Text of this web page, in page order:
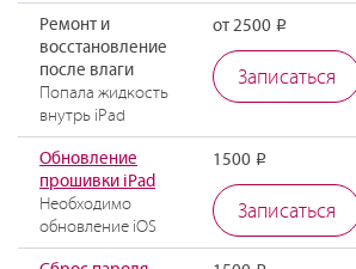
Ремонт и
восстановление
после влаги
Попала жидкость
внутрь iPad
от 2500 Р
Записаться
Обновление
прошивки iPad
Необходимо
обновление iOS
1500 Р
Записаться